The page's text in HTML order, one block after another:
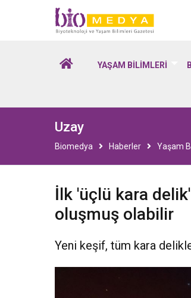
Biomedya -
YAŞAM BİLİMLERİ
Uzay
Biomedya Haberler Yaşam
İlk 'üçlü kara
oluşmuş olabilir
Yeni keşif, tüm kara